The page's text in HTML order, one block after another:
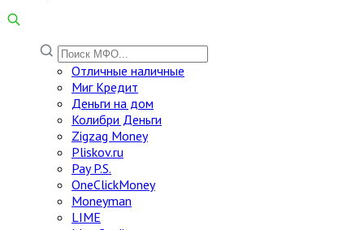
Отличные наличные
Миг Кредит
Деньги на дом
Колибри Деньги
Zigzag Money
Pliskov.ru
Pay P.S.
OneClickMoney
Moneyman
LIME